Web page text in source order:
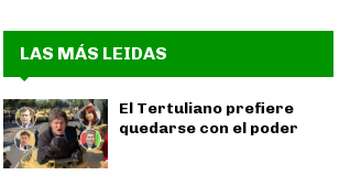
LAS MÁS LEIDAS
El Tertuliano prefiere
quedarse con el poder